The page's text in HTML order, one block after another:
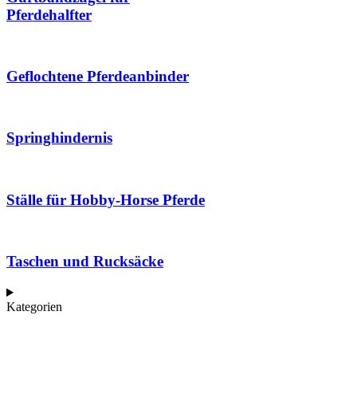
Pferdehalfter
Geflochtene Pferdeanbinder
Springhindernis
Ställe für Hobby-Horse Pferde
Taschen und Rucksäcke
Kategorien